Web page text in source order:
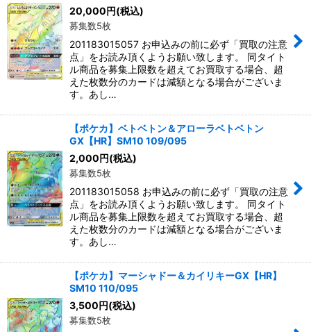
20,000円(税込)
募集数5枚
201183015057 お申込みの前に必ず「買取の注意
点」をお読み頂くようお願い致します。 同タイト
ル商品を募集上限数を超えてお買取する場合、超
えた枚数分のカードは減額となる場合がございま
す。あし…
【ポケカ】ベトベトン＆アローラベトベトン
GX【HR】SM10 109/095
2,000円(税込)
募集数5枚
201183015058 お申込みの前に必ず「買取の注意
点」をお読み頂くようお願い致します。 同タイト
ル商品を募集上限数を超えてお買取する場合、超
えた枚数分のカードは減額となる場合がございま
す。あし…
【ポケカ】マーシャドー＆カイリキーGX【HR】
SM10 110/095
3,500円(税込)
募集数5枚